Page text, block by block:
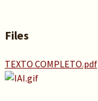
Files
TEXTO COMPLETO.pdf